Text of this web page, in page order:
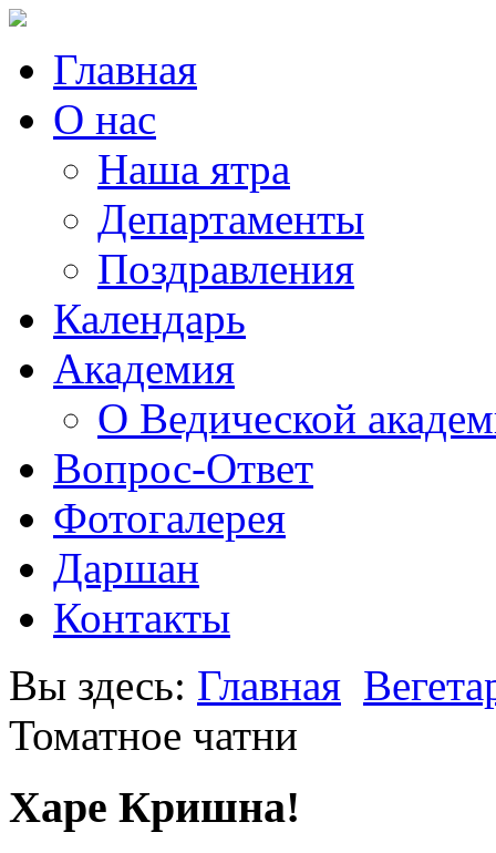
Главная
О нас
Наша ятра
Департаменты
Поздравления
Календарь
Академия
О Ведической
Вопрос-Ответ
Фотогалерея
Даршан
Контакты
Вы здесь: Главная
Томатное чатни
Харе Кришна!